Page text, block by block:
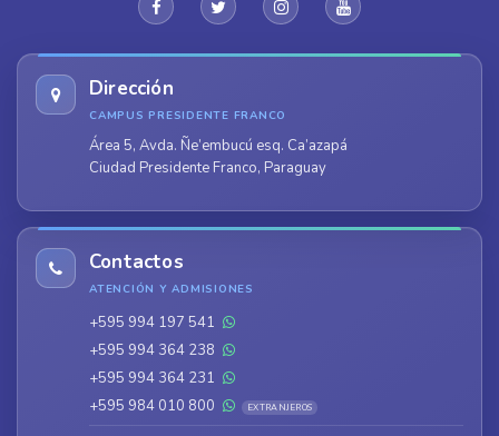
Dirección
CAMPUS PRESIDENTE FRANCO
Área 5, Avda. Ñe’embucú esq. Ca’azapá
Ciudad Presidente Franco, Paraguay
Contactos
ATENCIÓN Y ADMISIONES
+595 994 197 541
+595 994 364 238
+595 994 364 231
+595 984 010 800
EXTRANJEROS